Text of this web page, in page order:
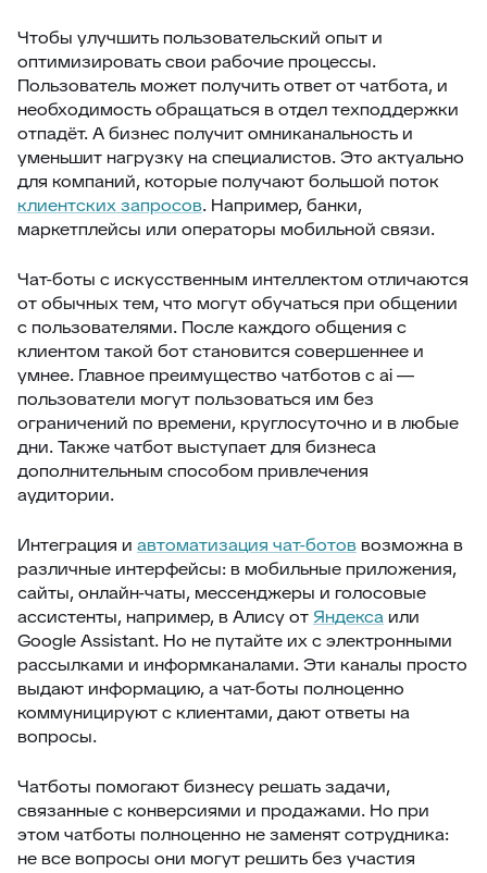
Чтобы улучшить пользовательский опыт и
оптимизировать свои рабочие процессы.
Пользователь может получить ответ от чатбота, и
необходимость обращаться в отдел техподдержки
отпадёт. А бизнес получит омниканальность и
уменьшит нагрузку на специалистов. Это актуально
для компаний, которые получают большой поток
клиентских запросов. Например, банки,
маркетплейсы или операторы мобильной связи.
Чат-боты с искусственным интеллектом отличаются
от обычных тем, что могут обучаться при общении
с пользователями. После каждого общения с
клиентом такой бот становится совершеннее и
умнее. Главное преимущество чатботов с ai —
пользователи могут пользоваться им без
ограничений по времени, круглосуточно и в любые
дни. Также чатбот выступает для бизнеса
дополнительным способом привлечения
аудитории.
Интеграция и автоматизация чат-ботов возможна в
различные интерфейсы: в мобильные приложения,
сайты, онлайн-чаты, мессенджеры и голосовые
ассистенты, например, в Алису отЯндекса или
Google Assistant. Но не путайте их с электронными
рассылками и информканалами. Эти каналы просто
выдают информацию, а чат-боты полноценно
коммуницируют с клиентами, дают ответы на
вопросы.
Чатботы помогают бизнесу решать задачи,
связанные с конверсиями и продажами. Но при
этом чатботы полноценно не заменят сотрудника:
не все вопросы они могут решить без участия